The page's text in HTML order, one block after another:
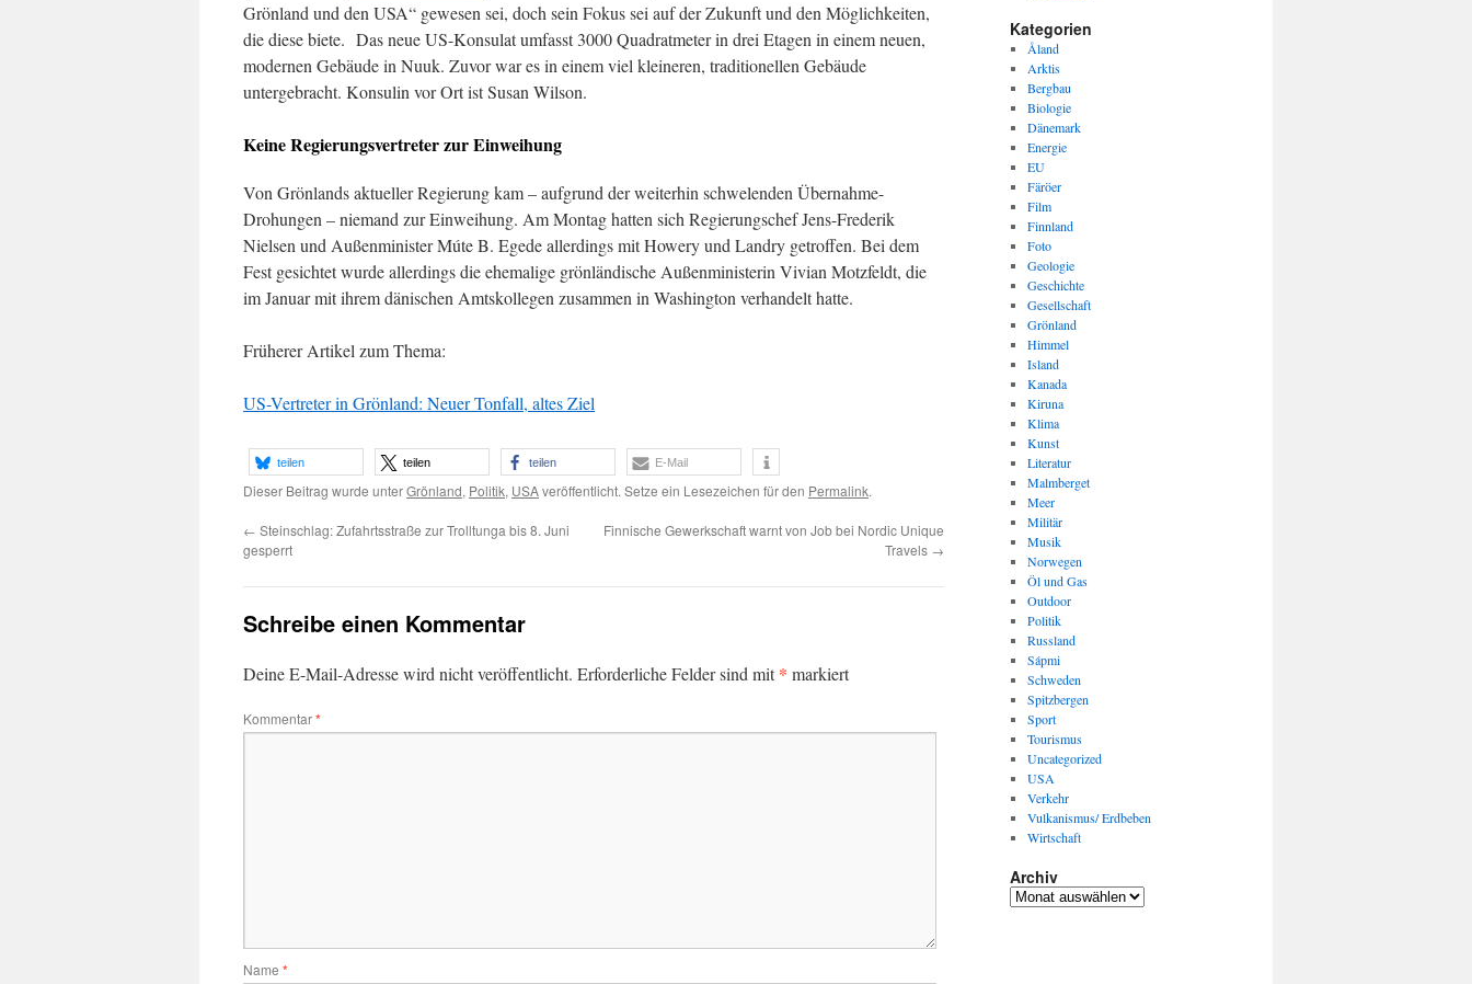
Grönland und den USA“ gewesen sei, doch sein Fokus sei auf der Zukunft und den Möglichkeiten,
die diese biete. Das neue US-Konsulat umfasst 3000 Quadratmeter in drei Etagen in einem neuen,
modernen Gebäude in Nuuk. Zuvor war es in einem viel kleineren, traditionellen Gebäude
untergebracht. Konsulin vor Ort ist Susan Wilson.
Keine Regierungsvertreter zur Einweihung
Von Grönlands aktueller Regierung kam – aufgrund der weiterhin schwelenden Übernahme-
Drohungen – niemand zur Einweihung. Am Montag hatten sich Regierungschef Jens-Frederik
Nielsen und Außenminister Múte B. Egede allerdings mit Howery und Landry getroffen. Bei dem
Fest gesichtet wurde allerdings die ehemalige grönländische Außenministerin Vivian Motzfeldt, die
im Januar mit ihrem dänischen Amtskollegen zusammen in Washington verhandelt hatte.
Früherer Artikel zum Thema:
US-Vertreter in Grönland: Neuer Tonfall, altes Ziel
teilen teilen teilen E-Mail
Dieser Beitrag wurde unterGrönland, Politik, USAveröffentlicht. Setze ein Lesezeichen für den Permalink.
← Steinschlag: Zufahrtsstraße zur Trolltunga bis 8. Juni
gesperrt
Finnische Gewerkschaft warnt von Job bei Nordic Unique
Travels →
Schreibe einen Kommentar
Deine E-Mail-Adresse wird nicht veröffentlicht. Erforderliche Felder sind mit* markiert
Kommentar*
Name *
Kategorien
Åland
Arktis
Bergbau
Biologie
Dänemark
Energie
EU
Färöer
Film
Finnland
Foto
Geologie
Geschichte
Gesellschaft
Grönland
Himmel
Island
Kanada
Kiruna
Klima
Kunst
Literatur
Malmberget
Meer
Militär
Musik
Norwegen
Öl und Gas
Outdoor
Politik
Russland
Sápmi
Schweden
Spitzbergen
Sport
Tourismus
Uncategorized
USA
Verkehr
Vulkanismus/ Erdbeben
Wirtschaft
Archiv
Archiv